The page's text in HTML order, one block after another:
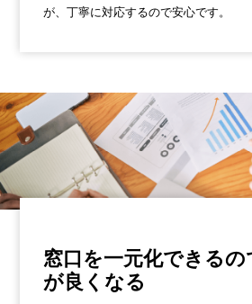
が、丁寧に対応するので安心です。
窓口を一元化できるの
が良くなる